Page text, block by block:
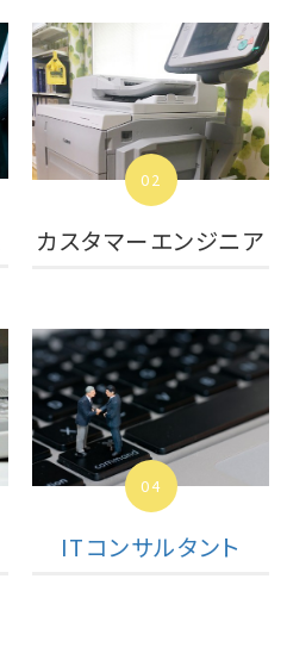
02
カスタマーエンジニア
04
ITコンサルタント